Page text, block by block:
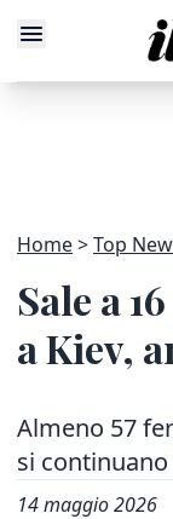
Home Top
Sale a
a Kiev,
Almeno 57
si
14 maggio 2026